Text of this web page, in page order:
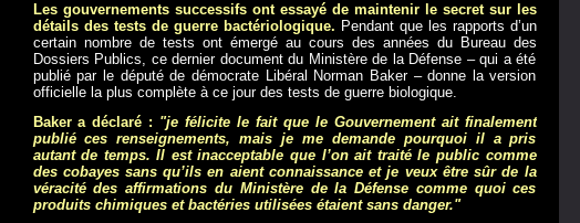
Les gouvernements successifs ont essayé de maintenir le secret sur les
détails des tests de guerre bactériologique. Pendant que les rapports d’un
certain nombre de tests ont émergé au cours des années du Bureau des
Dossiers Publics, ce dernier document du Ministère de la Défense – qui a été
publié par le député de démocrate Libéral Norman Baker – donne la version
officielle la plus complète à ce jour des tests de guerre biologique.
Baker a déclaré : "je félicite le fait que le Gouvernement ait finalement
publié ces renseignements, mais je me demande pourquoi il a pris
autant de temps. Il est inacceptable que l’on ait traité le public comme
des cobayes sans qu’ils en aient connaissance et je veux être sûr de la
véracité des affirmations du Ministère de la Défense comme quoi ces
produits chimiques et bactéries utilisées étaient sans danger."